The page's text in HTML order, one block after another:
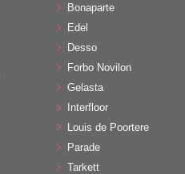
Bonaparte
Edel
Desso
Forbo Novilon
Gelasta
Interfloor
Louis de Poortere
Parade
Tarkett